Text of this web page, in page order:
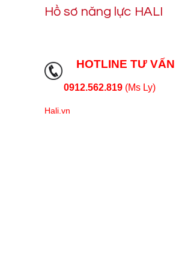
Hồ sơ năng lực HALI
HOTLINE TƯ VẤN
0912.562.819 (Ms Ly)
Hali.vn